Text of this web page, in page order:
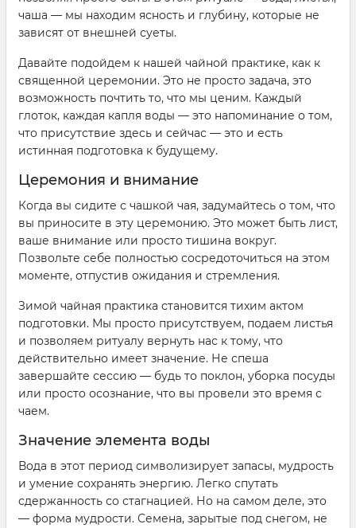
чаша — мы находим ясность и глубину, которые не
зависят от внешней суеты.
Давайте подойдем к нашей чайной практике, как к
священной церемонии. Это не просто задача, это
возможность почтить то, что мы ценим. Каждый
глоток, каждая капля воды — это напоминание о том,
что присутствие здесь и сейчас — это и есть
истинная подготовка к будущему.
Церемония и внимание
Когда вы сидите с чашкой чая, задумайтесь о том, что
вы приносите в эту церемонию. Это может быть лист,
ваше внимание или просто тишина вокруг.
Позвольте себе полностью сосредоточиться на этом
моменте, отпустив ожидания и стремления.
Зимой чайная практика становится тихим актом
подготовки. Мы просто присутствуем, подаем листья
и позволяем ритуалу вернуть нас к тому, что
действительно имеет значение. Не спеша
завершайте сессию — будь то поклон, уборка посуды
или просто осознание, что вы провели это время с
чаем.
Значение элемента воды
Вода в этот период символизирует запасы, мудрость
и умение сохранять энергию. Легко спутать
сдержанность со стагнацией. Но на самом деле, это
— форма мудрости. Семена, зарытые под снегом, не